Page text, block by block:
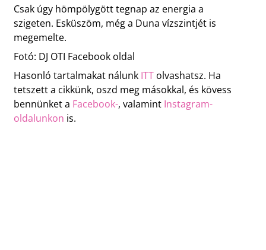
Csak úgy hömpölygött tegnap az energia a
szigeten. Esküszöm, még a Duna vízszintjét is
megemelte.
Fotó: DJ OTI Facebook oldal
Hasonló tartalmakat nálunk ITTolvashatsz. Ha
tetszett a cikkünk, oszd meg másokkal, és kövess
bennünket a Facebook-, valamint Instagram-
oldalunkon is.